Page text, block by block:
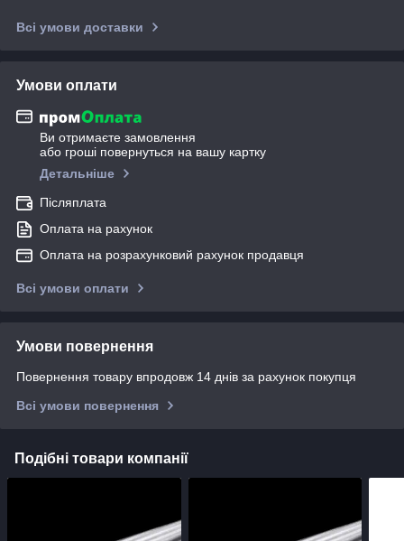
Всі умови доставки
Умови оплати
Ви отримаєте замовлення
або гроші повернуться на вашу картку
Детальніше
Післяплата
Оплата на рахунок
Оплата на розрахунковий рахунок продавця
Всі умови оплати
Умови повернення
Повернення товару впродовж 14 днів за рахунок покупця
Всі умови повернення
Подібні товари компанії